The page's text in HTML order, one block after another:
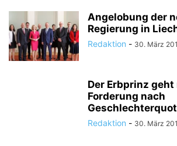
Angelobung der
Regierung in
Redaktion - 30. März
Der Erbprinz
Forderung nach
Redaktion - 30. März